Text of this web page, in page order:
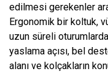
edilmesi gerekenler
Ergonomik bir koltuk,
uzun süreli
yaslama açısı, bel
alanı ve kolçakların